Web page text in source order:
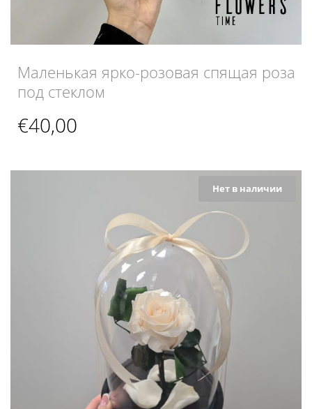
Маленькая ярко-розовая спящая роза
под стеклом
€40,00
Нет в наличии